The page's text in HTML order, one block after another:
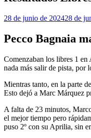
Por
Lora-
Paquet
28 de junio de 202428 de
Pecco Bagnaia
Comenzaban los libres 1 en
nada más salir de pista, por
Mientras tanto, en la parte
Esto dejó a Marc Márquez
A falta de 23 minutos,
el mejor tiempo pero
puso 2º con su Aprilia, sin